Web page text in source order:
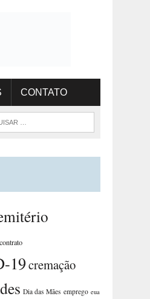
CONTATO
contrato
19cremação
Dia das Mães emprego eua